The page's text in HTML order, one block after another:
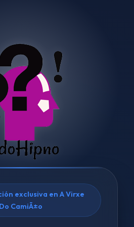
exclusiva en A Virxe
Do CamiÃ±o